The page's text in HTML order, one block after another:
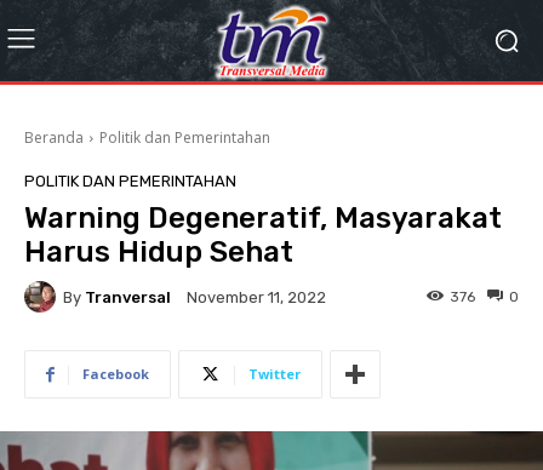
Beranda Politik dan Pemerintahan
POLITIK DAN PEMERINTAHAN
Warning Degeneratif, Masyarakat
Harus Hidup Sehat
By Tranversal November 11, 2022 0
376
Facebook Twitter